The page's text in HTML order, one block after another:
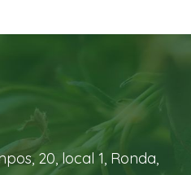
20, local 1, Ronda,